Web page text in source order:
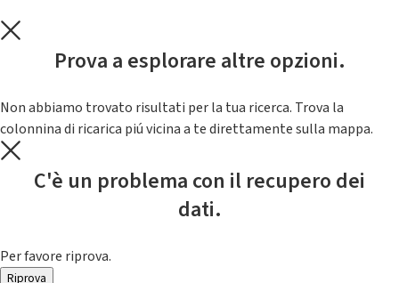
Prova a esplorare altre opzioni.
Non abbiamo trovato risultati per la tua ricerca. Trova la
colonnina di ricarica piú vicina a te direttamente sulla mappa.
C'è un problema con il recupero dei
dati.
Per favore riprova.
Riprova